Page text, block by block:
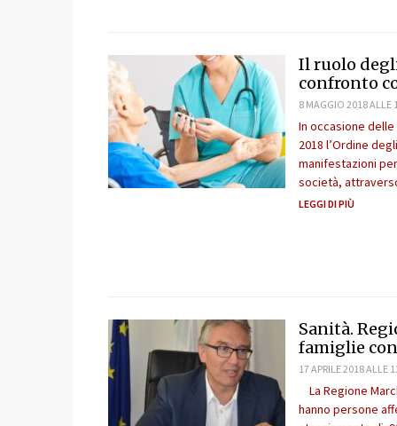
Il ruolo
confronto
8 MAGGIO 2018 ALLE
In occasione
2018 l’Ordine
manifestazioni
società,
LEGGI DI PIÙ
Sanità.
famiglie
17 APRILE 2018 ALLE
La Regione
hanno persone